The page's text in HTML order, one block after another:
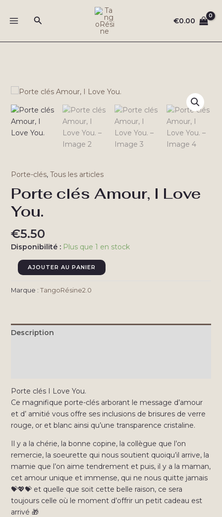
Rechercher €0.00
Porte-clés, Tous les articles
Porte clés Amour, I Love
You.
€5.50
Disponibilité : Plus que 1 en stock
quantité
de
Porte
I
Love
AJOUTER AU PANIER
Marque : TangoRésine2.0
Description
Porte clés I Love You.
Ce magnifique porte-clés arborant le message d’amour
et d’ amitié vous offre ses inclusions de brisures de verre
rouge, or et blanc ainsi qu’une transparence cristaline.
Il y a la chérie, la bonne copine, la collègue que l’on
remercie, la soeurette qui nous soutient quoiqu’il arrive, la
mamie que l’on aime tendrement et puis, il y a la maman,
cet amour unique et immense, qui ne nous quitte jamais
💝💖💝 et quelle que soit cette belle raison, ce sera
toujours celle où le moment d’offrir un petit cadeau est
arrivé 🎁